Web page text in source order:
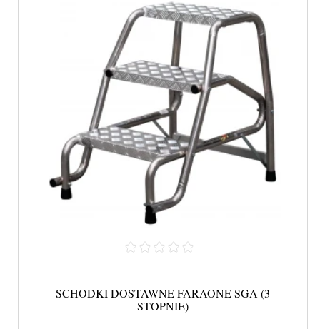
SCHODKI DOSTAWNE FARAONE SGA (3
STOPNIE)